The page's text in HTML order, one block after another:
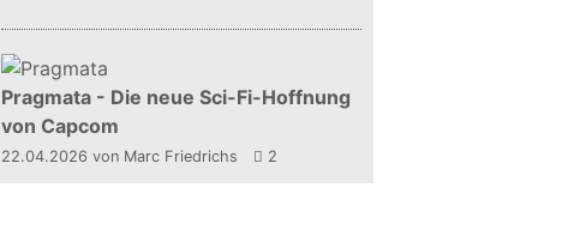
Pragmata - Die neue Sci-Fi-Hoffnung
von Capcom
22.04.2026 von Marc Friedrichs 2